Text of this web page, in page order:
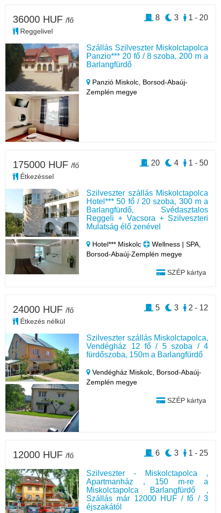
Szállás Szilveszter Miskolctapolca
Panzio*** 20 fő / 8 szoba, 200 m a
Barlangfürdő
Panzió Miskolc, Borsod-Abaúj-
Zemplén megye
36000 HUF /fő
Reggelivel
1 - 20
3
8
Szilveszter szállás Miskolctapolca
Hotel*** 50 fő / 20 szoba, 300 m a
Barlangfürdő, Svédasztalos
Reggeli + Vacsora + Szilveszteri
Mulatság élő zenével
Hotel*** Miskolc
Wellness | SPA,
Borsod-Abaúj-Zemplén megye
SZÉP kártya
175000 HUF /fő
Étkezéssel
1 - 50
4
20
Szilveszter szállás Miskolctapolca,
Vendégház 12 fő / 5 szoba / 4
fürdőszoba, 150m a Barlangfürdő
Vendégház Miskolc, Borsod-Abaúj-
Zemplén megye
SZÉP kártya
24000 HUF /fő
Étkezés nélkül
2 - 12
3
5
Szilveszter - Miskolctapolca ,
Apartmanház , 150 m-re a
Miskolctapolca Barlangfürdő ,
Szállás már 12000 HUF / fő / 3
éjszakától
12000 HUF /fő 1 - 25
3
6